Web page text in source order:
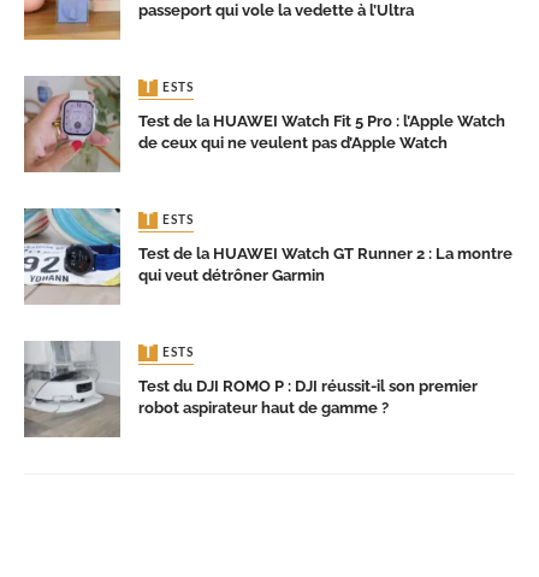
passeport qui vole la vedette à l’Ultra
TESTS
Test de la HUAWEI Watch Fit 5 Pro : l’Apple Watch
de ceux qui ne veulent pas d’Apple Watch
TESTS
Test de la HUAWEI Watch GT Runner 2 : La montre
qui veut détrôner Garmin
TESTS
Test du DJI ROMO P : DJI réussit-il son premier
robot aspirateur haut de gamme ?